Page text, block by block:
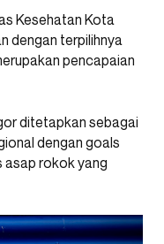
Kesehatan Kota
dengan terpilihnya
pencapaian
ditetapkan sebagai
dengan goals
asap rokok yang